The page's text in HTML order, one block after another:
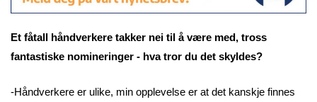
Et fåtall håndverkere takker nei til å være med, tross
fantastiske nomineringer - hva tror du det skyldes?
-Håndverkere er ulike, min opplevelse er at det kanskje finnes